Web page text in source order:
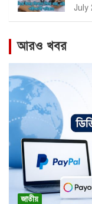
July
আরও খবর
জাতীয়